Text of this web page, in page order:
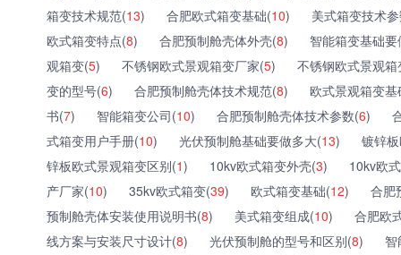
箱变技术规范(13) 合肥欧式箱变基础(10)
美式箱变技术
欧式箱变特点(8) 合肥预制舱壳体外壳(8)
智能箱变基础
观箱变(5) 不锈钢欧式景观箱变厂家(5)
不锈钢欧式景观
变的型号(6) 合肥预制舱壳体技术规范(8)
欧式景观箱变基
书(7) 智能箱变公司(10) 合肥预制舱壳体技术参数(6)
式箱变用户手册(10) 光伏预制舱基础要做多大(13)
镀锌
锌板欧式景观箱变区别(1) 10kv欧式箱变外壳(3)
10kv欧
产厂家(10) 35kv欧式箱变(39) 欧式箱变基础(12)
合肥
预制舱壳体安装使用说明书(8) 美式箱变组成(10)
合肥欧
线方案与安装尺寸设计(8) 光伏预制舱的型号和区别(8)